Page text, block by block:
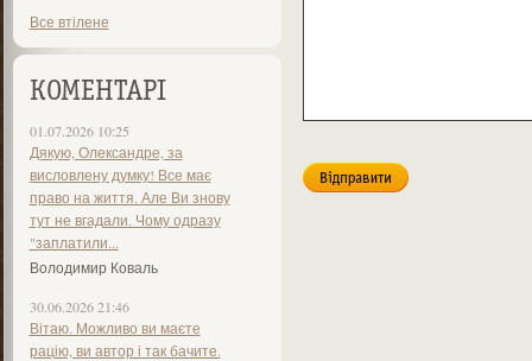
Все втілене
КОМЕНТАРІ
01.07.2026 10:25
Дякую, Олександре, за
висловлену думку! Все має
право на життя. Але Ви знову
тут не вгадали. Чому одразу
"заплатили...
Володимир Коваль
30.06.2026 21:46
Вітаю. Можливо ви маєте
рацію, ви автор і так бачите.